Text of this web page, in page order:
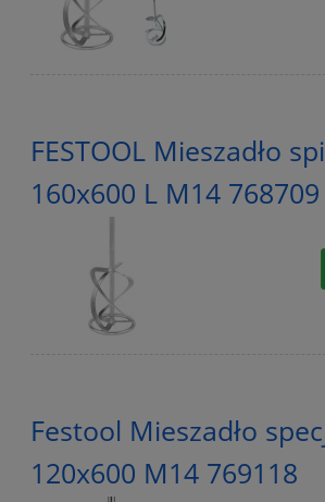
FESTOOL Mieszadło
160x600 L M14 768709
Festool Mieszadło
120x600 M14 769118